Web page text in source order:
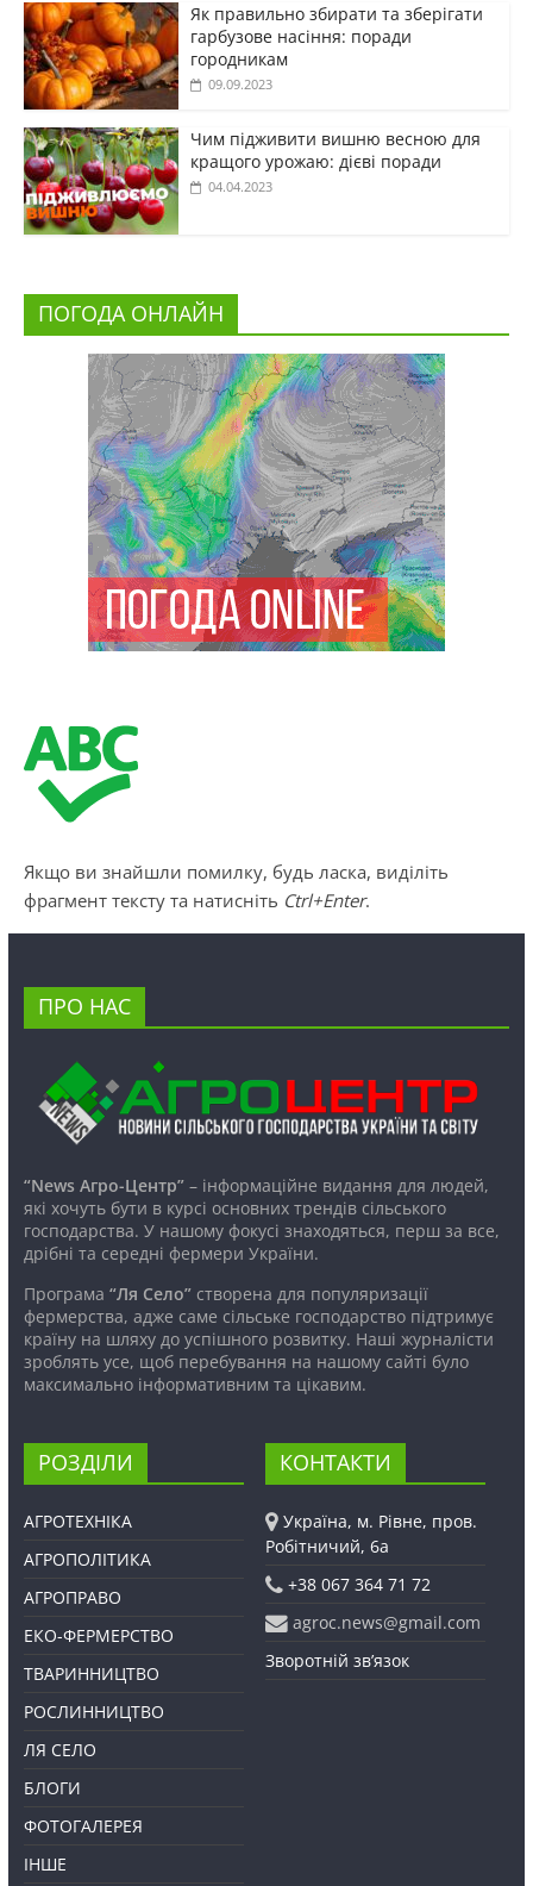
Як правильно збирати та зберігати
гарбузове насіння: поради
городникам
09.09.2023
Чим підживити вишню весною для
кращого урожаю: дієві поради
04.04.2023
ПОГОДА ОНЛАЙН
Якщо ви знайшли помилку, будь ласка, виділіть
фрагмент тексту та натисніть Ctrl+Enter.
ПРО НАС
“News Агро-Центр”– інформаційне видання для людей,
які хочуть бути в курсі основних трендів сільського
господарства. У нашому фокусі знаходяться, перш за все,
дрібні та середні фермери України.
Програма “Ля Село”створена для популяризації
фермерства, адже саме сільське господарство підтримує
країну на шляху до успішного розвитку. Наші журналісти
зроблять усе, щоб перебування на нашому сайті було
максимально інформативним та цікавим.
РОЗДІЛИ
АГРОТЕХНІКА
АГРОПОЛІТИКА
АГРОПРАВО
ЕКО-ФЕРМЕРСТВО
ТВАРИННИЦТВО
РОСЛИННИЦТВО
ЛЯ СЕЛО
БЛОГИ
ФОТОГАЛЕРЕЯ
ІНШЕ
КОНТАКТИ
Україна, м. Рівне, пров.
Робітничий, 6а
+38 067 364 71 72
agroc.news@gmail.com
Зворотній зв’язок